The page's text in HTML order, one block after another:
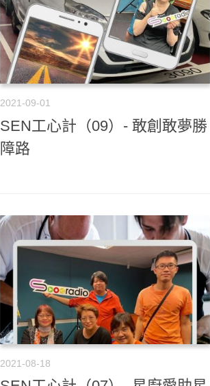
2021-09-01
SEN工心計（09）- 敢創敢夢勝
障路
2021-08-18